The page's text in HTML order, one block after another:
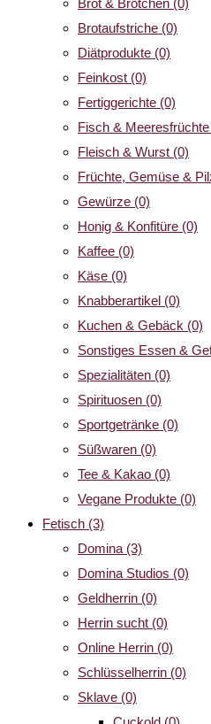
Brot & Brötchen (0)
Brotaufstriche (0)
Diätprodukte (0)
Feinkost (0)
Fertiggerichte (0)
Fisch & Meeresfrüchte
Fleisch & Wurst (0)
Früchte, Gemüse &
Gewürze (0)
Honig & Konfitüre (0)
Kaffee (0)
Käse (0)
Knabberartikel (0)
Kuchen & Gebäck (0)
Sonstiges Essen &
Spezialitäten (0)
Spirituosen (0)
Sportgetränke (0)
Süßwaren (0)
Tee & Kakao (0)
Vegane Produkte (0)
Fetisch (3)
Domina (3)
Domina Studios (0)
Geldherrin (0)
Herrin sucht (0)
Online Herrin (0)
Schlüsselherrin (0)
Sklave (0)